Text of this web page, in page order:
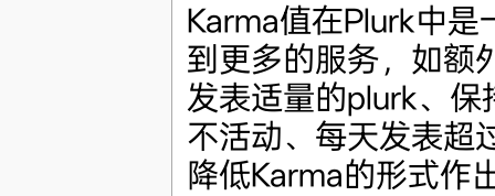
Karma值在Plurk中
到更多的服务，如额
发表适量的plurk、保
不活动、每天发表超
降低Karma的形式作